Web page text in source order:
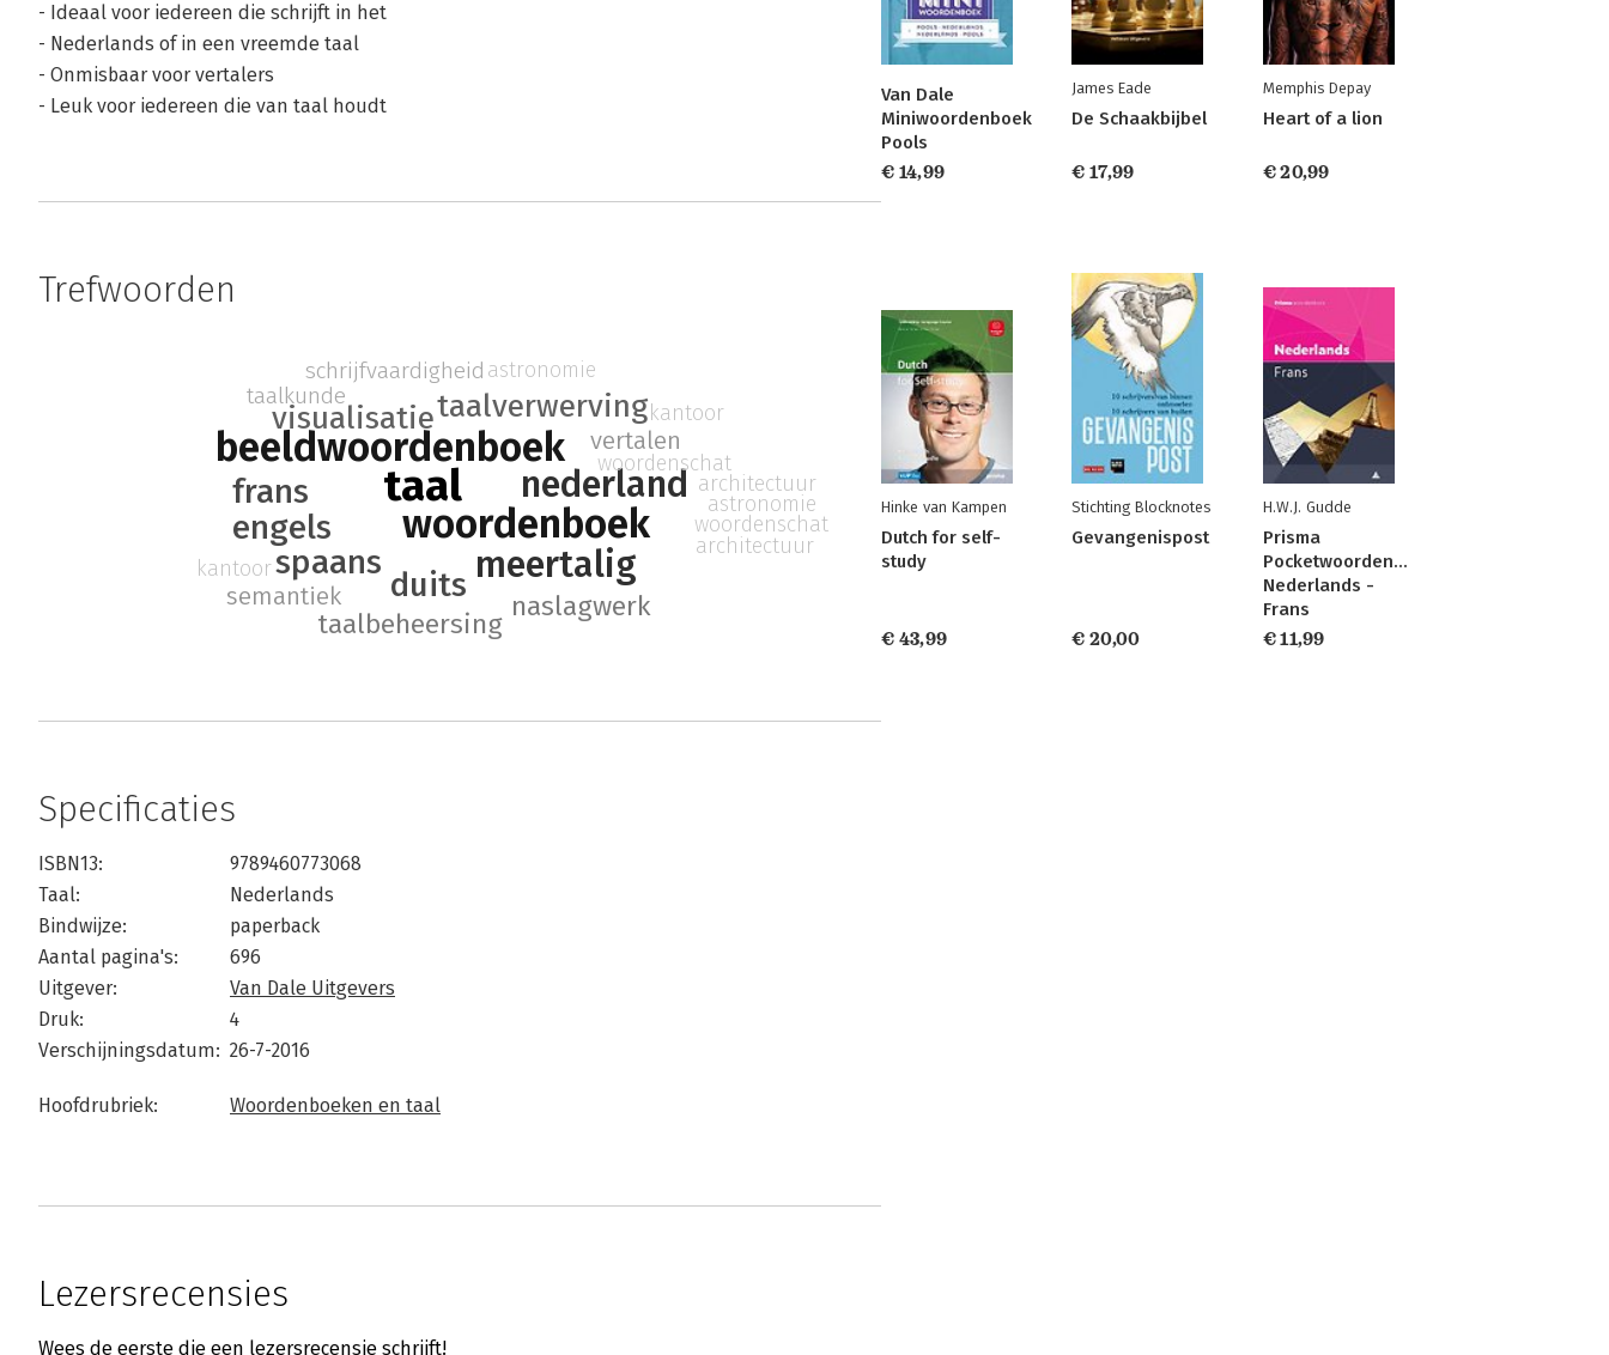
- Ideaal voor iedereen die schrijft in het
- Nederlands of in een vreemde taal
- Onmisbaar voor vertalers
- Leuk voor iedereen die van taal houdt
Trefwoorden
taal
woordenboek
beeldwoordenboek
nederland
meertalig
duits
spaans
engels
frans
visualisatietaalverwerving
naslagwerk
taalbeheersing
vertalen
semantiek
taalkunde
schrijfvaardigheid astronomie
woordenschat
kantoor
architectuur
astronomie
woordenschat
kantoor
architectuur
Specificaties
ISBN13:
9789460773068
Taal:
Nederlands
Bindwijze:
paperback
Aantal pagina's:
696
Uitgever:
Van Dale Uitgevers
Druk:
4
Verschijningsdatum: 26-7-2016
Hoofdrubriek: Woordenboeken en taal
Lezersrecensies
Wees de eerste die een lezersrecensie schrijft!
Van Dale
Miniwoordenboek
Pools
€ 14,99
James Eade
De Schaakbijbel
€ 17,99
Memphis Depay
Heart of a lion
€ 20,99
Hinke van Kampen
Dutch for self-
study
€ 43,99
Stichting Blocknotes
Gevangenispost
€ 20,00
H.W.J. Gudde
Prisma
Pocketwoordenboek
Nederlands -
Frans
€ 11,99